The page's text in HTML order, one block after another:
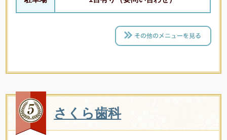
さくら歯科